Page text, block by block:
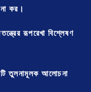
কর।
রূপরেখা বিশ্লেষণ
তুলনামূলক আলোচনা